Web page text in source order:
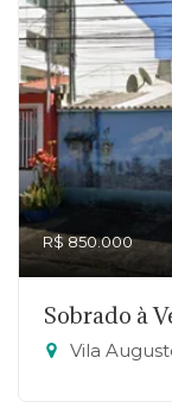
R$ 850.000
Sobrado à
Vila